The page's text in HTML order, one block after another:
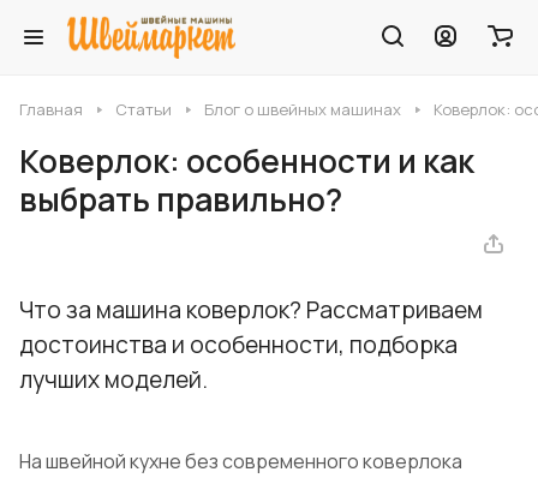
Главная Статьи Блог о швейных машинах Коверлок:
Коверлок: особенности и как
выбрать правильно?
Что за машина коверлок? Рассматриваем
достоинства и особенности, подборка
лучших моделей.
На швейной кухне без современного коверлока